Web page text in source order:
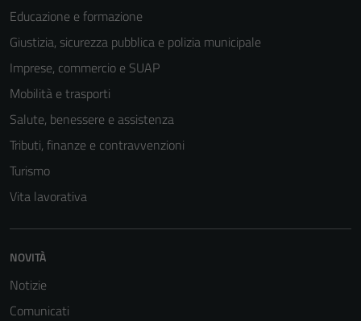
Educazione e formazione
Giustizia, sicurezza pubblica e polizia municipale
Imprese, commercio e SUAP
Mobilità e trasporti
Salute, benessere e assistenza
Tributi, finanze e contravvenzioni
Turismo
Vita lavorativa
NOVITÀ
Notizie
Comunicati